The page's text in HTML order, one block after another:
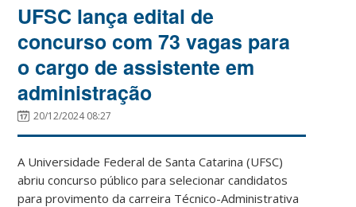
UFSC lança edital de
concurso com 73 vagas para
o cargo de assistente em
administração
20/12/2024 08:27
A Universidade Federal de Santa Catarina (UFSC)
abriu concurso público para selecionar candidatos
para provimento da carreira Técnico-Administrativa